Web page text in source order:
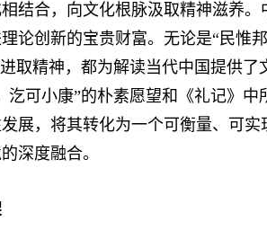
合，向文化根脉汲取精神滋养。
论创新的宝贵财富。无论是“民惟
取精神，都为解读当代中国提供了
汔可小康”的朴素愿望和《礼记》
展，将其转化为一个可衡量、可
深度融合。